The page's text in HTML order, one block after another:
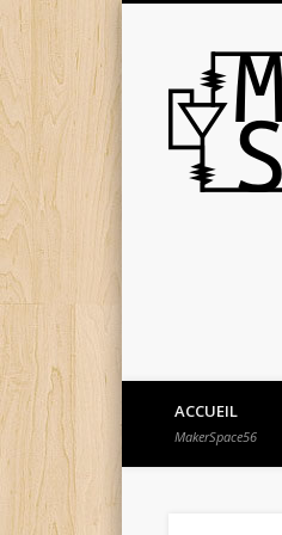
ACCUEIL
MakerSpace56